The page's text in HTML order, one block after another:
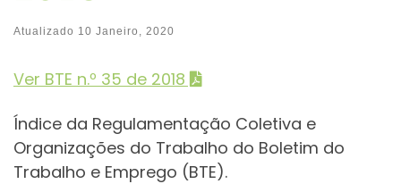
Atualizado 10 Janeiro, 2020
Ver BTE n.º 35 de 2018
Índice da Regulamentação Coletiva e
Organizações do Trabalho do Boletim do
Trabalho e Emprego (BTE).